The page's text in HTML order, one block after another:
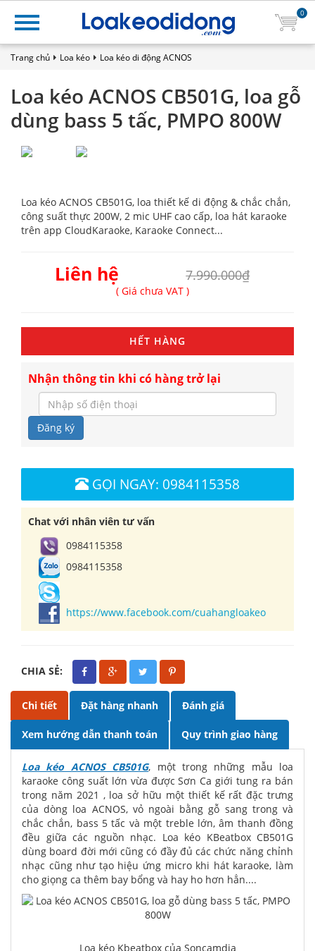
0
Trang chủ Loa kéo Loa kéo di động ACNOS
Loa kéo ACNOS CB501G, loa gỗ
dùng bass 5 tấc, PMPO 800W
Loa kéo ACNOS CB501G, loa thiết kế di động & chắc chắn,
công suất thực 200W, 2 mic UHF cao cấp, loa hát karaoke
trên app CloudKaraoke, Karaoke Connect...
Liên hệ 7.990.000₫
( Giá chưa VAT )
HẾT HÀNG
Nhận thông tin khi có hàng trở lại
Đăng ký
GỌI NGAY: 0984115358
Chat với nhân viên tư vấn
0984115358
0984115358
https://www.facebook.com/cuahangloakeo
CHIA SẺ:
Chi tiết Đặt hàng nhanh Đánh giá
Xem hướng dẫn thanh toán Quy trình giao hàng
Loa kéo ACNOS CB501G, một trong những mẫu loa
karaoke công suất lớn vừa được Sơn Ca giới tung ra bán
trong năm 2021 , loa sở hữu một thiết kế rất đặc trưng
của dòng loa ACNOS, vỏ ngoài bằng gỗ sang trong và
chắc chắn, bass 5 tấc và một treble lớn, âm thanh đồng
đều giữa các nguồn nhạc. Loa kéo KBeatbox CB501G
dùng board đời mới cũng có đầy đủ các chức năng chỉnh
nhạc cũng như tạo hiệu ứng micro khi hát karaoke, làm
cho giọng ca thêm bay bổng và hay ho hơn hẳn....
Loa kéo Kbeatbox của Soncamdia